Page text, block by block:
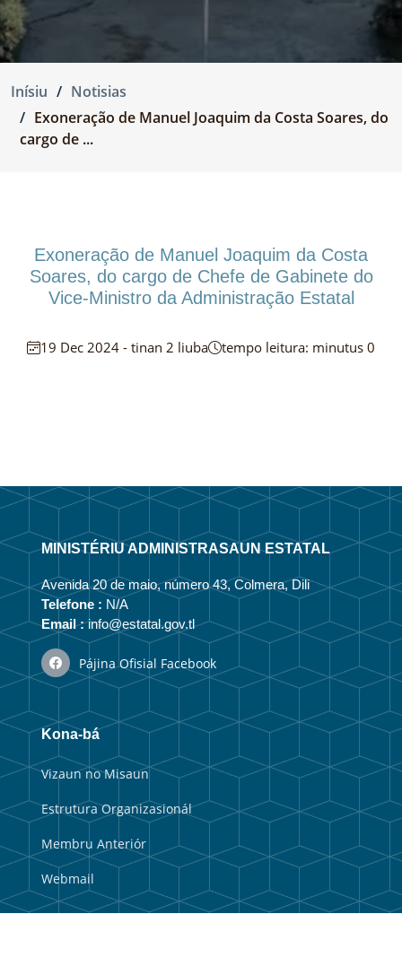
Inísiu
Notisias
Exoneração de Manuel Joaquim da Costa Soares, do
cargo de ...
Exoneração de Manuel Joaquim da Costa
Soares, do cargo de Chefe de Gabinete do
Vice-Ministro da Administração Estatal
19 Dec 2024 - tinan 2 liuba tempo leitura: minutus 0
MINISTÉRIU ADMINISTRASAUN ESTATAL
Avenida 20 de maio, número 43, Colmera, Dili
Telefone : N/A
Email :info@estatal.gov.tl
Pájina Ofisial Facebook
Kona-bá
Vizaun no Misaun
Estrutura Organizasionál
Membru Anteriór
Webmail